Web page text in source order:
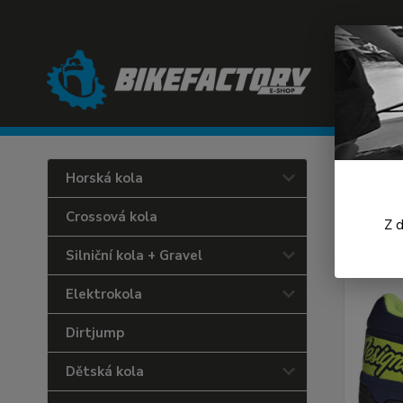
Horská kola
Crossová kola
Silniční kola + Gravel
Elektrokola
Dirtjump
Dětská kola
Z